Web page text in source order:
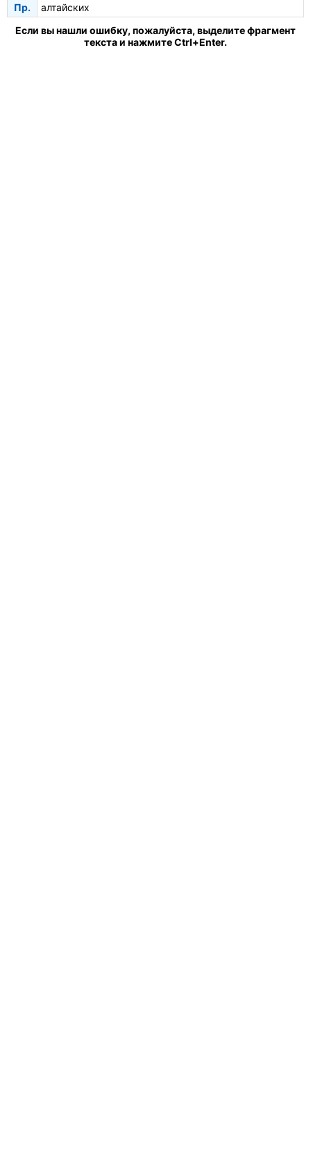
Пр.
алтайских
Если вы нашли ошибку, пожалуйста, выделите фрагмент
текста и нажмите Ctrl+Enter.